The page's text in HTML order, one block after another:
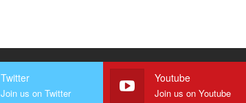
Twitter
Join us on Twitter
Youtube
Join us on Youtube